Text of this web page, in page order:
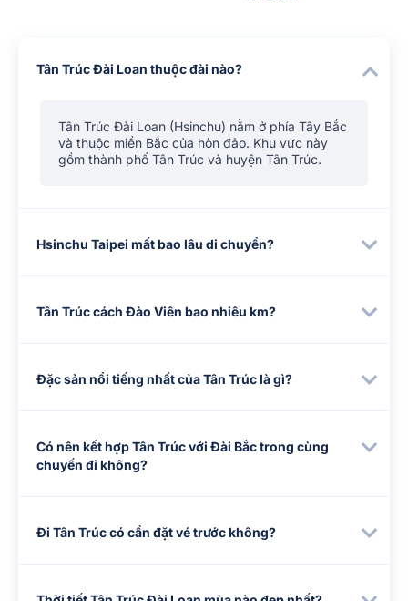
Tân Trúc Đài Loan (Hsinchu) nằm ở phía Tây Bắc
Hsinchu Taipei mất bao lâu di chuyển?
Tân Trúc cách Đào Viên bao nhiêu km?
Đặc sản nổi tiếng nhất của Tân Trúc là gì?
Có nên kết hợp Tân Trúc với Đài Bắc trong cùng
chuyến đi không?
Đi Tân Trúc có cần đặt vé trước không?